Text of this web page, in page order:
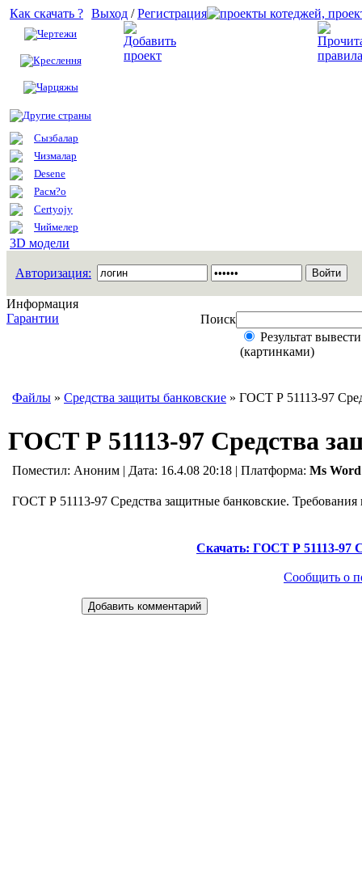
Как скачать ?
Чертежи
Креслення
Чарцяжы
Другие страны
Сызбалар
Чизмалар
Desene
Расм?о
Certyojy
Чиймелер
3D модели
Выход /Регистрация
Авторизация:
Информация
Гарантии
Поиск
Результат
(картинками)
Файлы » Средства защиты банковские » ГОСТ Р 51113-97
ГОСТ Р 51113-97 Средства
Поместил: Аноним | Дата: 16.4.08 20:18 | Платформа: Ms Word
ГОСТ Р 51113-97 Средства защитные банковские.
Скачать: ГОСТ Р 51113-97
Сообщить о